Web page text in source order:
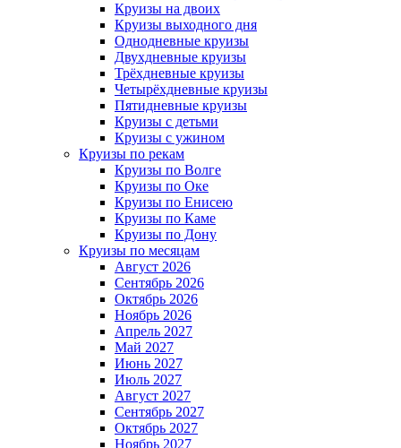
Круизы на двоих
Круизы выходного дня
Однодневные круизы
Двухдневные круизы
Трёхдневные круизы
Четырёхдневные круизы
Пятидневные круизы
Круизы с детьми
Круизы с ужином
Круизы по рекам
Круизы по Волге
Круизы по Оке
Круизы по Енисею
Круизы по Каме
Круизы по Дону
Круизы по месяцам
Август 2026
Сентябрь 2026
Октябрь 2026
Ноябрь 2026
Апрель 2027
Май 2027
Июнь 2027
Июль 2027
Август 2027
Сентябрь 2027
Октябрь 2027
Ноябрь 2027